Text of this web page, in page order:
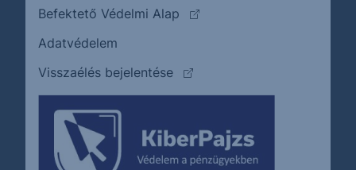
Befektető Védelmi Alap
(külső oldalra ugrik)
Adatvédelem
Visszaélés bejelentése
(külső oldalra ugrik)